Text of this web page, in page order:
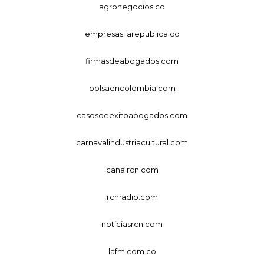
agronegocios.co
empresas.larepublica.co
firmasdeabogados.com
bolsaencolombia.com
casosdeexitoabogados.com
carnavalindustriacultural.com
canalrcn.com
rcnradio.com
noticiasrcn.com
lafm.com.co